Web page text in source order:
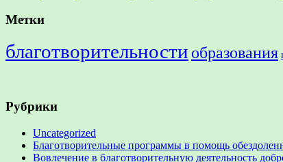
Метки
благотворительности образования
Рубрики
Uncategorized
Благотворительные программы в помощь
Вовлечение в благотворительную деятельность